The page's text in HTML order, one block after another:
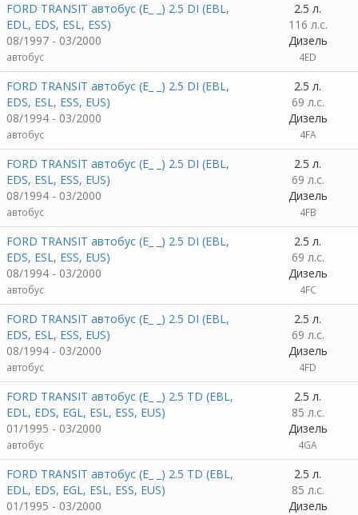
FORD TRANSIT автобус (E_ _) 2.5 DI (EBL,
EDL, EDS, ESL, ESS)
08/1997 - 03/2000
автобус
2.5 л.
116 л.с.
Дизель
4ED
FORD TRANSIT автобус (E_ _) 2.5 DI (EBL,
EDS, ESL, ESS, EUS)
08/1994 - 03/2000
автобус
2.5 л.
69 л.с.
Дизель
4FA
FORD TRANSIT автобус (E_ _) 2.5 DI (EBL,
EDS, ESL, ESS, EUS)
08/1994 - 03/2000
автобус
2.5 л.
69 л.с.
Дизель
4FB
FORD TRANSIT автобус (E_ _) 2.5 DI (EBL,
EDS, ESL, ESS, EUS)
08/1994 - 03/2000
автобус
2.5 л.
69 л.с.
Дизель
4FC
FORD TRANSIT автобус (E_ _) 2.5 DI (EBL,
EDS, ESL, ESS, EUS)
08/1994 - 03/2000
автобус
2.5 л.
69 л.с.
Дизель
4FD
FORD TRANSIT автобус (E_ _) 2.5 TD (EBL,
EDL, EDS, EGL, ESL, ESS, EUS)
01/1995 - 03/2000
автобус
2.5 л.
85 л.с.
Дизель
4GA
FORD TRANSIT автобус (E_ _) 2.5 TD (EBL,
EDL, EDS, EGL, ESL, ESS, EUS)
01/1995 - 03/2000
2.5 л.
85 л.с.
Дизель